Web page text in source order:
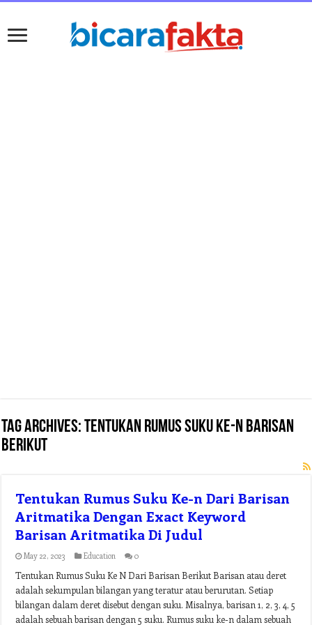
Tag Archives:tentukan rumus suku ke-n barisan
berikut
Tentukan Rumus Suku Ke-n Dari Barisan
Aritmatika Dengan Exact Keyword
Barisan Aritmatika Di Judul
May 22, 2023 Education 0
Tentukan Rumus Suku Ke N Dari Barisan Berikut Barisan atau deret
adalah sekumpulan bilangan yang teratur atau berurutan. Setiap
bilangan dalam deret disebut dengan suku. Misalnya, barisan 1, 2, 3, 4, 5
adalah sebuah barisan dengan 5 suku. Rumus suku ke-n dalam sebuah